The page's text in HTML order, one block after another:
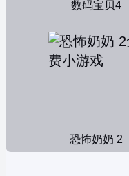
数码宝贝4
恐怖奶奶 2